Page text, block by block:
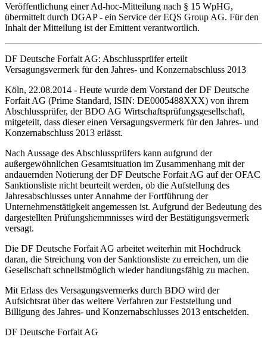
Veröffentlichung einer Ad-hoc-Mitteilung nach § 15 WpHG,
übermittelt durch DGAP - ein Service der EQS Group AG. Für den
Inhalt der Mitteilung ist der Emittent verantwortlich.
DF Deutsche Forfait AG: Abschlussprüfer erteilt
Versagungsvermerk für den Jahres- und Konzernabschluss 2013
Köln, 22.08.2014 - Heute wurde dem Vorstand der DF Deutsche
Forfait AG (Prime Standard, ISIN: DE0005488XXX) von ihrem
Abschlussprüfer, der BDO AG Wirtschaftsprüfungsgesellschaft,
mitgeteilt, dass dieser einen Versagungsvermerk für den Jahres- und
Konzernabschluss 2013 erlässt.
Nach Aussage des Abschlussprüfers kann aufgrund der
außergewöhnlichen Gesamtsituation im Zusammenhang mit der
andauernden Notierung der DF Deutsche Forfait AG auf der OFAC
Sanktionsliste nicht beurteilt werden, ob die Aufstellung des
Jahresabschlusses unter Annahme der Fortführung der
Unternehmenstätigkeit angemessen ist. Aufgrund der Bedeutung des
dargestellten Prüfungshemmnisses wird der Bestätigungsvermerk
versagt.
Die DF Deutsche Forfait AG arbeitet weiterhin mit Hochdruck
daran, die Streichung von der Sanktionsliste zu erreichen, um die
Gesellschaft schnellstmöglich wieder handlungsfähig zu machen.
Mit Erlass des Versagungsvermerks durch BDO wird der
Aufsichtsrat über das weitere Verfahren zur Feststellung und
Billigung des Jahres- und Konzernabschlusses 2013 entscheiden.
DF Deutsche Forfait AG